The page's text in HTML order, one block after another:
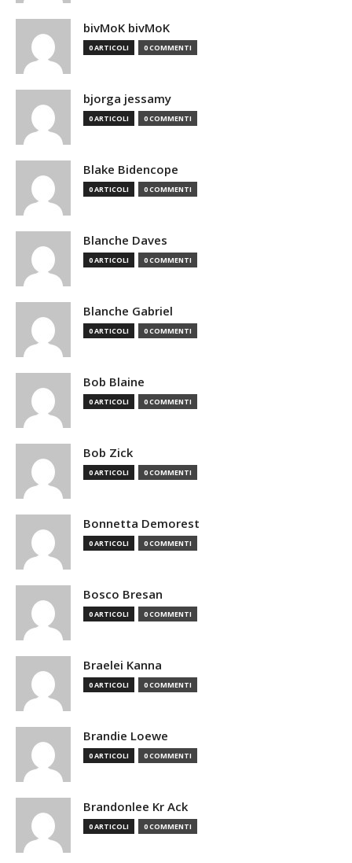
bivMoK bivMoK
0 ARTICOLI 0 COMMENTI
bjorga jessamy
0 ARTICOLI 0 COMMENTI
Blake Bidencope
0 ARTICOLI 0 COMMENTI
Blanche Daves
0 ARTICOLI 0 COMMENTI
Blanche Gabriel
0 ARTICOLI 0 COMMENTI
Bob Blaine
0 ARTICOLI 0 COMMENTI
Bob Zick
0 ARTICOLI 0 COMMENTI
Bonnetta Demorest
0 ARTICOLI 0 COMMENTI
Bosco Bresan
0 ARTICOLI 0 COMMENTI
Braelei Kanna
0 ARTICOLI 0 COMMENTI
Brandie Loewe
0 ARTICOLI 0 COMMENTI
Brandonlee Kr Ack
0 ARTICOLI 0 COMMENTI